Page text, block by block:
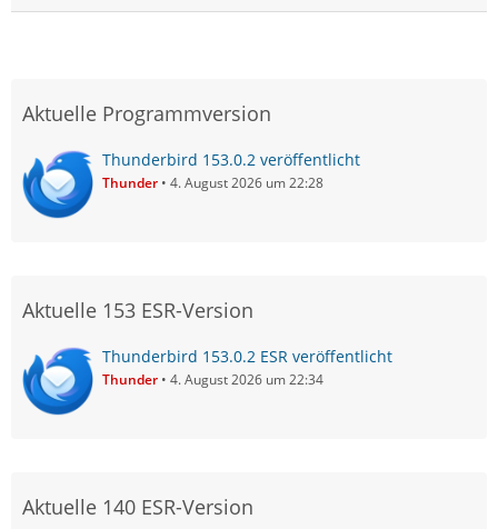
Aktuelle Programmversion
Thunderbird 153.0.2 veröffentlicht
Thunder 4. August 2026 um 22:28
Aktuelle 153 ESR-Version
Thunderbird 153.0.2 ESR veröffentlicht
Thunder 4. August 2026 um 22:34
Aktuelle 140 ESR-Version